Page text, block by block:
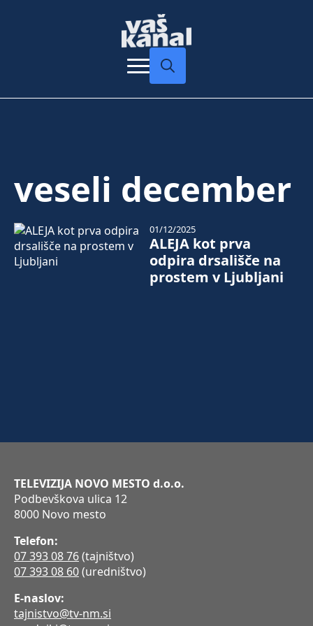
veseli december
ALEJA kot prva
odpira drsališče na
prostem v Ljubljani
01/12/2025
TELEVIZIJA NOVO MESTO d.o.o.
Podbevškova ulica 12
8000 Novo mesto
Telefon:
07 393 08 76(tajništvo)
07 393 08 60(uredništvo)
E-naslov:
tajnistvo@tv-nm.si